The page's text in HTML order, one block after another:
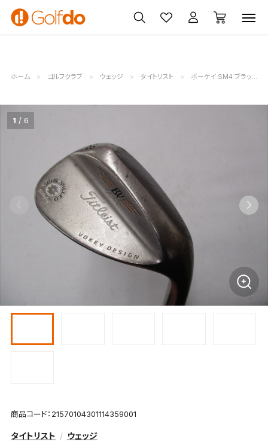
ゴルフ
クラブ
ゴルフ用品
買取
無料査定
クーポン
一覧
ホーム ゴルフクラブ ウェッジ タイトリスト ボーケイ SM4 ブラックニッケル
1 6
商品コード：21570104301114359001
タイトリスト ウェッジ